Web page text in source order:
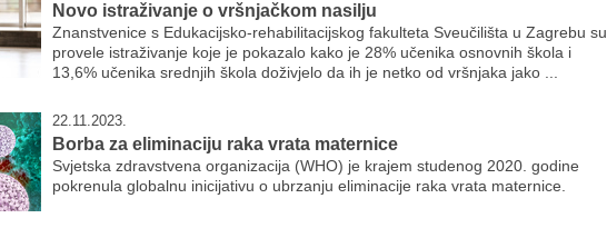
Novo istraživanje o vršnjačkom nasilju
Znanstvenice s Edukacijsko-rehabilitacijskog fakulteta Sveučilišta u Zagrebu su
provele istraživanje koje je pokazalo kako je 28% učenika osnovnih škola i
13,6% učenika srednjih škola doživjelo da ih je netko od vršnjaka jako ...
22.11.2023.
Borba za eliminaciju raka vrata maternice
Svjetska zdravstvena organizacija (WHO) je krajem studenog 2020. godine
pokrenula globalnu inicijativu o ubrzanju eliminacije raka vrata maternice.